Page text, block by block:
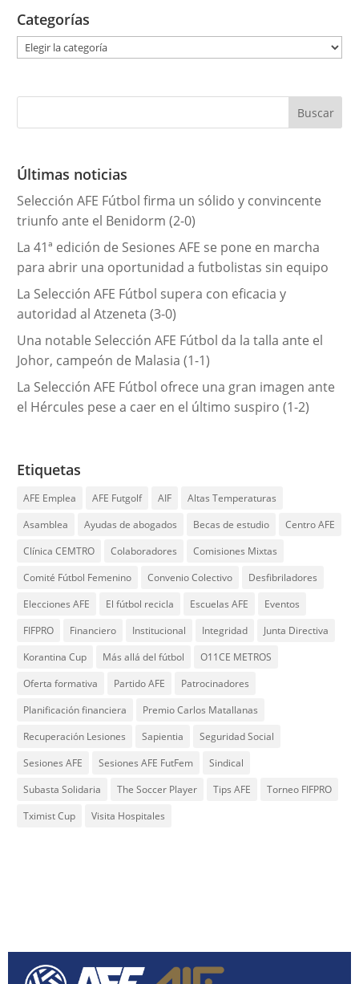
Categorías
g
r
a
s
Últimas noticias
Selección AFE Fútbol firma un sólido y convincente
triunfo ante el Benidorm (2-0)
La 41ª edición de Sesiones AFE se pone en marcha
para abrir una oportunidad a futbolistas sin equipo
La Selección AFE Fútbol supera con eficacia y
autoridad al Atzeneta (3-0)
Una notable Selección AFE Fútbol da la talla ante el
Johor, campeón de Malasia (1-1)
La Selección AFE Fútbol ofrece una gran imagen ante
el Hércules pese a caer en el último suspiro (1-2)
Etiquetas
AFE Emplea AFE Futgolf AIF
Altas Temperaturas
Asamblea
Ayudas de abogados Becas de estudio
Centro AFE
Clínica CEMTRO
Colaboradores
Comisiones Mixtas
Comité Fútbol Femenino
Convenio Colectivo
Desfibriladores
Elecciones AFE
El fútbol recicla Escuelas AFE
Eventos
FIFPRO
Financiero Institucional Integridad
Junta Directiva
Korantina Cup
Más allá del fútbol
O11CE METROS
Oferta formativa
Partido AFE
Patrocinadores
Planificación financiera
Premio Carlos Matallanas
Recuperación Lesiones
Sapientia
Seguridad Social
Sesiones AFE
Sesiones AFE FutFem
Sindical
Subasta Solidaria
The Soccer Player Tips AFE
Torneo FIFPRO
Tximist Cup
Visita Hospitales